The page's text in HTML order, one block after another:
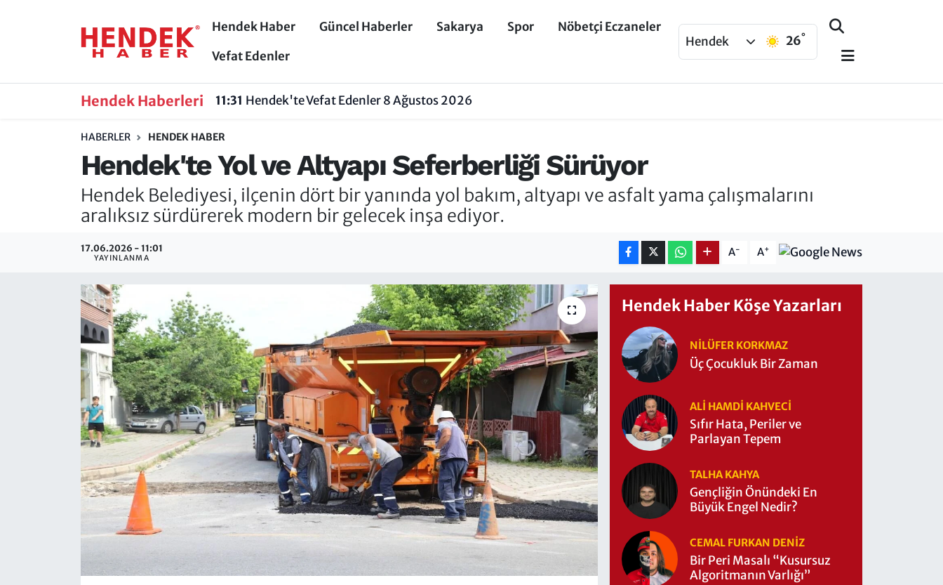
Hendek Haber Güncel Haberler Sakarya Spor
Nöbetçi Eczaneler
Vefat Edenler
Hendek 26°
Hendek Haberleri 11:31 Hendek'te Vefat Edenler 8 Ağustos 2026
HABERLER HENDEK HABER
Hendek'te Yol ve Altyapı Seferberliği Sürüyor
Hendek Belediyesi, ilçenin dört bir yanında yol bakım, altyapı ve asfalt yama çalışmalarını
aralıksız sürdürerek modern bir gelecek inşa ediyor.
17.06.2026 - 11:01
YAYINLANMA A- A+
Hendek Haber Köşe Yazarları
NILÜFER KORKMAZ
Üç Çocukluk Bir Zaman
ALI HAMDI KAHVECİ
Sıfır Hata, Periler ve
Parlayan Tepem
TALHA KAHYA
Gençliğin Önündeki En
Büyük Engel Nedir?
CEMAL FURKAN DENİZ
Bir Peri Masalı “Kusursuz
Algoritmanın Varlığı”
Hendek Haber
Nöbetçi Eczaneler
Hendek Haber
Sakarya
Hakkında
İletişim
Sakarya Nöbetçi Eczaneler
Süper Lig Puan Durumu ve Fikstür
Tüm Manşetler